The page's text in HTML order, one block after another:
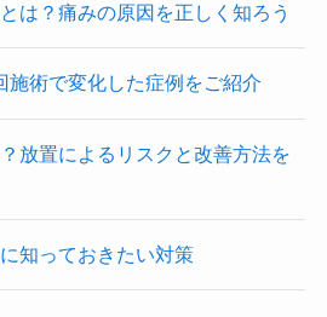
は？痛みの原因を正しく知ろう
施術で変化した症例をご紹介
放置によるリスクと改善方法を
知っておきたい対策